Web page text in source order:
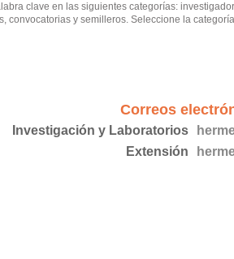
clave en las siguientes categorías:
convocatorias y semilleros. Seleccione la
Correos
Investigación y Laboratorios
Extensión